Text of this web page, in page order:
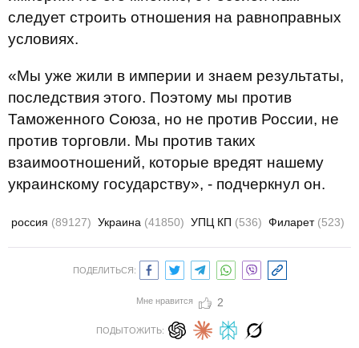
следует строить отношения на равноправных
условиях.
«Мы уже жили в империи и знаем результаты,
последствия этого. Поэтому мы против
Таможенного Союза, но не против России, не
против торговли. Мы против таких
взаимоотношений, которые вредят нашему
украинскому государству», - подчеркнул он.
россия (89127) Украина (41850) УПЦ КП (536) Филарет (523)
ПОДЕЛИТЬСЯ:
Мне нравится 2
ПОДЫТОЖИТЬ: